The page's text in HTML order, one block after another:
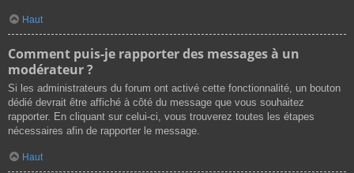
Haut
Comment puis-je rapporter des messages à un
modérateur ?
Si les administrateurs du forum ont activé cette fonctionnalité, un bouton
dédié devrait être affiché à côté du message que vous souhaitez
rapporter. En cliquant sur celui-ci, vous trouverez toutes les étapes
nécessaires afin de rapporter le message.
Haut